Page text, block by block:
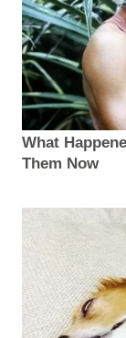
What
Them Now